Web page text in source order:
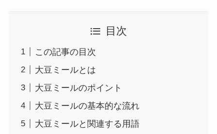
目次
この記事の目次
大豆ミールとは
大豆ミールのポイント
大豆ミールの基本的な流れ
大豆ミールと関連する用語